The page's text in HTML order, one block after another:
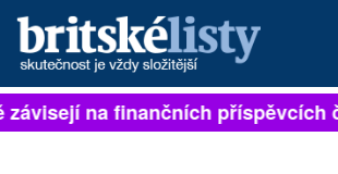
PŘIHLÁSIT
na finančních příspěvcích